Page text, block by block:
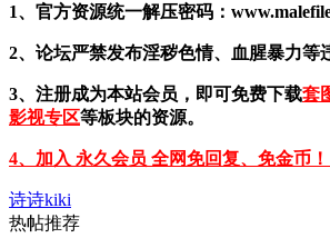
1、官方资源统一解压密码：
2、论坛严禁发布淫秽色情、血腥暴力等
3、注册成为本站会员，即可免费下载套
影视专区等板块的资源。
4、加入 永久会员 全网免回复、免金币！
诗诗kiki
热帖推荐